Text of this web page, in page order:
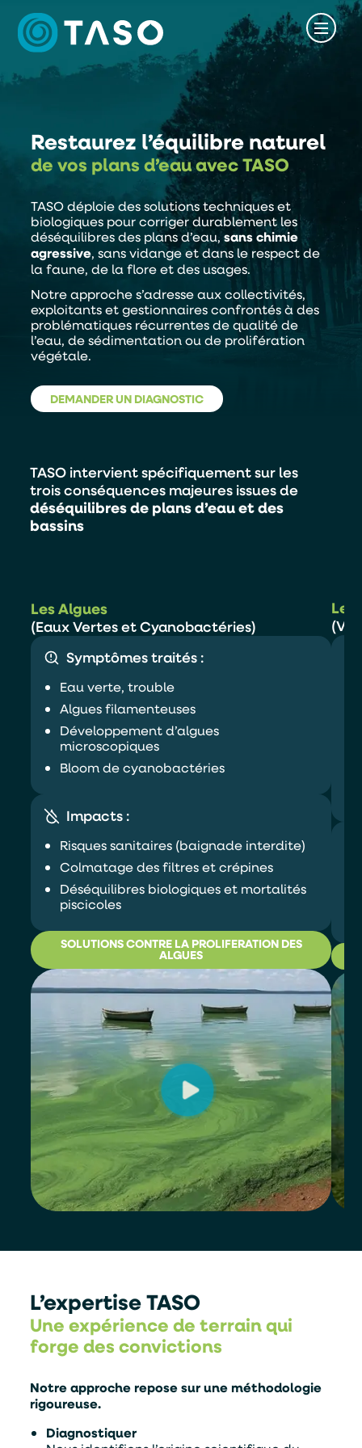
Restaurez l’équilibre naturel
de vos plans d’eauavec TASO
TASO déploie des solutions techniques et
biologiques pour corriger durablement les
déséquilibres des plans d’eau,sans chimie
agressive, sans vidange et dans le respect de
la faune, de la flore et des usages.
Notre approche s’adresse aux collectivités,
exploitants et gestionnaires confrontés à des
problématiques récurrentes de qualité de
l’eau, de sédimentation ou de prolifération
végétale.
DEMANDER UN DIAGNOSTIC
TASO intervient spécifiquement sur les
trois conséquences majeures issues de
déséquilibres de plans d’eau et des
bassins
Les Algues
(Eaux Vertes et Cyanobactéries)
Symptômes traités :
Eau verte, trouble
Algues filamenteuses
Développement d’algues
microscopiques
Bloom de cyanobactéries
Impacts :
Risques sanitaires (baignade interdite)
Colmatage des filtres et crépines
Déséquilibres biologiques et mortalités
piscicoles
SOLUTIONS CONTRE LA PROLIFERATION DES
ALGUES
Les
L’expertise TASO
Une expérience de terrain qui
forge des convictions
Notre approche repose sur une méthodologie
rigoureuse.
Diagnostiquer